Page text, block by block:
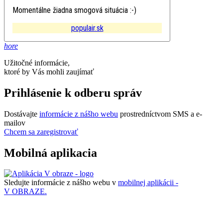
Momentálne žiadna smogová situácia :-)
populair.sk
hore
Užitočné informácie,
ktoré by Vás mohli zaujímať
Prihlásenie k odberu správ
Dostávajte informácie z nášho webu prostredníctvom SMS a e-
mailov
Chcem sa zaregistrovať
Mobilná aplikacia
Sledujte informácie z nášho webu v mobilnej aplikácii -
V OBRAZE.